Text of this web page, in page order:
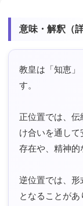
意味・解釈（詳
教皇は「知恵」
す。
正位置では、
け合いを通し
存在や、精神的
逆位置では、形
となることが